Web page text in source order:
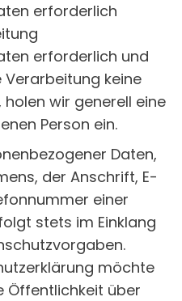
erforderlich
erforderlich und
keine
wir generell eine
Person ein.
Daten,
der Anschrift, E-
einer
stets im Einklang
möchte
Öffentlichkeit über